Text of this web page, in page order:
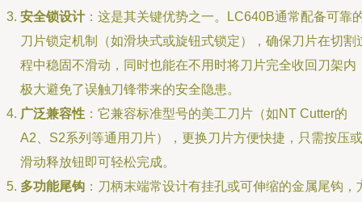
安全锁设计：这是其关键优势之一。LC640B通常配备可靠
刀片锁定机制（如滑块式或旋钮式锁定），确保刀片在切割
程中稳固不滑动，同时也能在不用时将刀片完全收回刀架内
极大避免了误触刀锋带来的安全隐患。
广泛兼容性 ：它兼容标准型号的美工刀片（如NT Cutter的
A2、S2系列等通用刀片），更换刀片方便快捷，只需按压或
滑动释放钮即可轻松完成。
多功能尾钩 ：刀柄末端常设计有挂孔或可伸缩的金属尾钩，